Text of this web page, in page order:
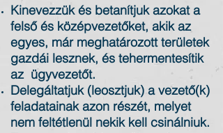
Kinevezzük és betanítjuk azokat a
felső és középvezetőket, akik az
egyes, már meghatározott területek
gazdái lesznek, és tehermentesítik
az ügyvezetőt.
Delegáltatjuk (leosztjuk) a vezető(k)
feladatainak azon részét, melyet
nem feltétlenül nekik kell csinálniuk.